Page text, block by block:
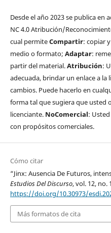
Desde el año 2023 se publica en
NC 4.0 Atribución/
cual permiteCompartir: copiar
medio o formato; Adaptar:
partir del material.Atribución:
adecuada, brindar un enlace a la
cambios. Puede hacerlo en
forma tal que sugiera que usted
licenciante. NoComercial:
con propósitos comerciales.
Cómo citar
“Jinx: Ausencia De Futuros,
Estudios Del Discurso, vol. 12, no.
https://doi.org/10.30973/
Más formatos de cita